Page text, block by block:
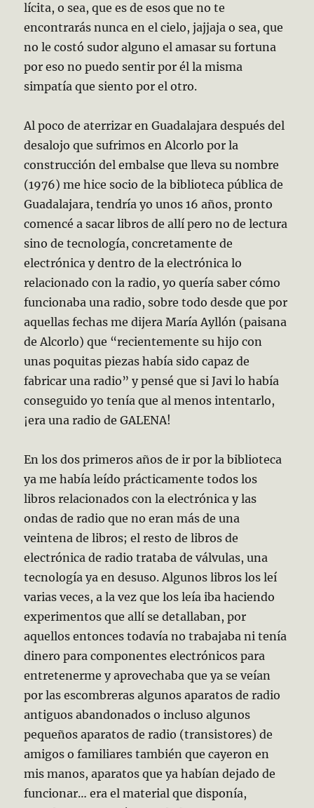
lícita, o sea, que es de esos que no te
encontrarás nunca en el cielo, jajjaja o sea, que
no le costó sudor alguno el amasar su fortuna
por eso no puedo sentir por él la misma
simpatía que siento por el otro.
Al poco de aterrizar en Guadalajara después del
desalojo que sufrimos en Alcorlo por la
construcción del embalse que lleva su nombre
(1976) me hice socio de la biblioteca pública de
Guadalajara, tendría yo unos 16 años, pronto
comencé a sacar libros de allí pero no de lectura
sino de tecnología, concretamente de
electrónica y dentro de la electrónica lo
relacionado con la radio, yo quería saber cómo
funcionaba una radio, sobre todo desde que por
aquellas fechas me dijera María Ayllón (paisana
de Alcorlo) que “recientemente su hijo con
unas poquitas piezas había sido capaz de
fabricar una radio” y pensé que si Javi lo había
conseguido yo tenía que al menos intentarlo,
¡era una radio de GALENA!
En los dos primeros años de ir por la biblioteca
ya me había leído prácticamente todos los
libros relacionados con la electrónica y las
ondas de radio que no eran más de una
veintena de libros; el resto de libros de
electrónica de radio trataba de válvulas, una
tecnología ya en desuso. Algunos libros los leí
varias veces, a la vez que los leía iba haciendo
experimentos que allí se detallaban, por
aquellos entonces todavía no trabajaba ni tenía
dinero para componentes electrónicos para
entretenerme y aprovechaba que ya se veían
por las escombreras algunos aparatos de radio
antiguos abandonados o incluso algunos
pequeños aparatos de radio (transistores) de
amigos o familiares también que cayeron en
mis manos, aparatos que ya habían dejado de
funcionar… era el material que disponía,